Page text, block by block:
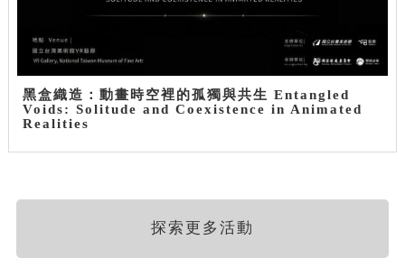
黑盒織造：動畫時空裡的孤獨與共生 Entangled
Voids: Solitude and Coexistence in Animated
Realities
探索更多活動